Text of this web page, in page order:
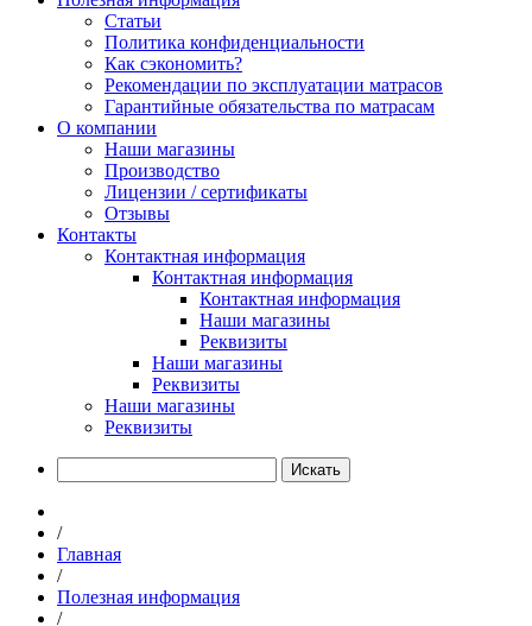
Статьи
Политика конфиденциальности
Как сэкономить?
Рекомендации по эксплуатации матрасов
Гарантийные обязательства по матрасам
О компании
Наши магазины
Производство
Лицензии / сертификаты
Отзывы
Контакты
Контактная информация
Контактная информация
Контактная информация
Наши магазины
Реквизиты
Наши магазины
Реквизиты
Наши магазины
Реквизиты
Искать
/
Главная
/
Полезная информация
/